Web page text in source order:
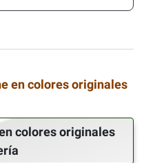
en colores originales
colores originales